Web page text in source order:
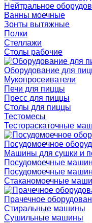
Нейтральное
Ванны моечные
Зонты вытяжные
Полки
Стеллажи
Столы рабочие
Оборудование для
Мукопросеиватели
Печи для пиццы
Пресс для пиццы
Столы для пиццы
Тестомесы
Тестораскаточные
Посудомоечное
Машины для сушки и
Посудомоечные
Посудомоечные
Стаканомоечные
Прачечное
Стиральные машины
Сушильные машины